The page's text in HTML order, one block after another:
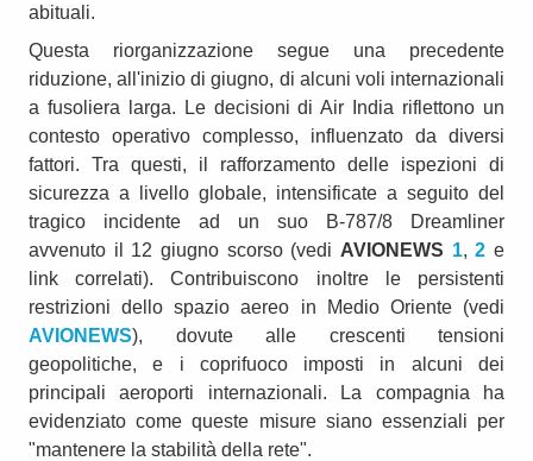
abituali.
Questa riorganizzazione segue una precedente
riduzione, all'inizio di giugno, di alcuni voli internazionali
a fusoliera larga. Le decisioni di Air India riflettono un
contesto operativo complesso, influenzato da diversi
fattori. Tra questi, il rafforzamento delle ispezioni di
sicurezza a livello globale, intensificate a seguito del
tragico incidente ad un suo B-787/8 Dreamliner
avvenuto il 12 giugno scorso (vedi AVIONEWS 1, 2 e
link correlati). Contribuiscono inoltre le persistenti
restrizioni dello spazio aereo in Medio Oriente (vedi
AVIONEWS), dovute alle crescenti tensioni
geopolitiche, e i coprifuoco imposti in alcuni dei
principali aeroporti internazionali. La compagnia ha
evidenziato come queste misure siano essenziali per
"mantenere la stabilità della rete".